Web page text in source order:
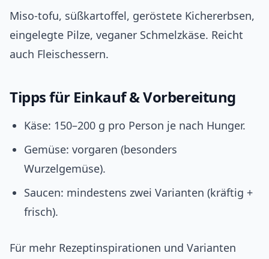
Miso‑tofu, süßkartoffel, geröstete Kichererbsen,
eingelegte Pilze, veganer Schmelzkäse. Reicht
auch Fleischessern.
Tipps für Einkauf & Vorbereitung
Käse: 150–200 g pro Person je nach Hunger.
Gemüse: vorgaren (besonders
Wurzelgemüse).
Saucen: mindestens zwei Varianten (kräftig +
frisch).
Für mehr Rezeptinspirationen und Varianten